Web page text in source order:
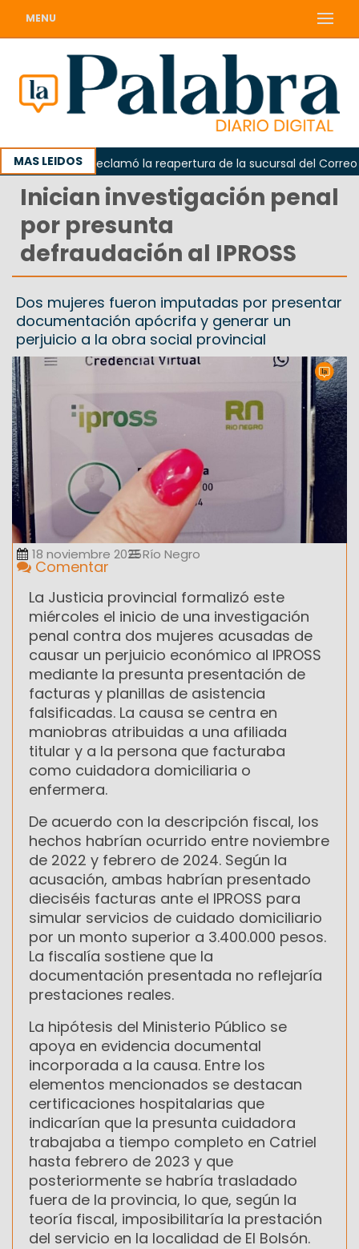
MENU
MAS LEIDOS
Odarda reclamó la reapertura de la sucursal del Correo
Inician investigación penal
por presunta
defraudación al IPROSS
Dos mujeres fueron imputadas por presentar
documentación apócrifa y generar un
perjuicio a la obra social provincial
18 noviembre 2025Río Negro
Comentar
La Justicia provincial formalizó este
miércoles el inicio de una investigación
penal contra dos mujeres acusadas de
causar un perjuicio económico al IPROSS
mediante la presunta presentación de
facturas y planillas de asistencia
falsificadas. La causa se centra en
maniobras atribuidas a una afiliada
titular y a la persona que facturaba
como cuidadora domiciliaria o
enfermera.
De acuerdo con la descripción fiscal, los
hechos habrían ocurrido entre noviembre
de 2022 y febrero de 2024. Según la
acusación, ambas habrían presentado
dieciséis facturas ante el IPROSS para
simular servicios de cuidado domiciliario
por un monto superior a 3.400.000 pesos.
La fiscalía sostiene que la
documentación presentada no reflejaría
prestaciones reales.
La hipótesis del Ministerio Público se
apoya en evidencia documental
incorporada a la causa. Entre los
elementos mencionados se destacan
certificaciones hospitalarias que
indicarían que la presunta cuidadora
trabajaba a tiempo completo en Catriel
hasta febrero de 2023 y que
posteriormente se habría trasladado
fuera de la provincia, lo que, según la
teoría fiscal, imposibilitaría la prestación
del servicio en la localidad de El Bolsón.